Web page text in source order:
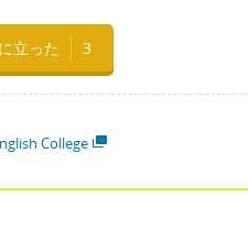
立った 3
College